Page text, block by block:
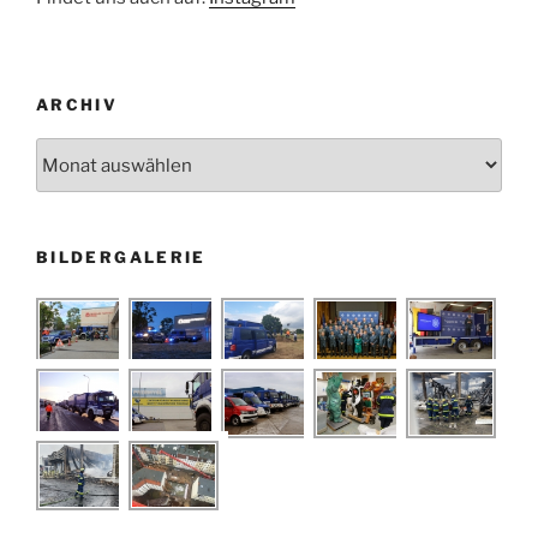
ARCHIV
BILDERGALERIE